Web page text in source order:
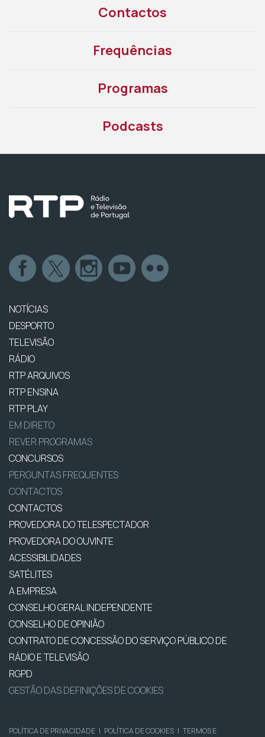
Contactos
Frequências
Programas
Podcasts
NOTÍCIAS
DESPORTO
TELEVISÃO
RÁDIO
RTP ARQUIVOS
RTP ENSINA
RTP PLAY
EM DIRETO
REVER PROGRAMAS
CONCURSOS
PERGUNTAS FREQUENTES
CONTACTOS
CONTACTOS
PROVEDORA DO TELESPECTADOR
PROVEDORA DO OUVINTE
ACESSIBILIDADES
SATÉLITES
A EMPRESA
CONSELHO GERAL INDEPENDENTE
CONSELHO DE OPINIÃO
CONTRATO DE CONCESSÃO DO SERVIÇO PÚBLICO DE
RÁDIO E TELEVISÃO
RGPD
GESTÃO DAS DEFINIÇÕES DE COOKIES
POLÍTICA DE PRIVACIDADE | POLÍTICA DE COOKIES | TERMOS E